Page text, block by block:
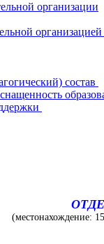
организации
организацией
состав
(местонахождение: